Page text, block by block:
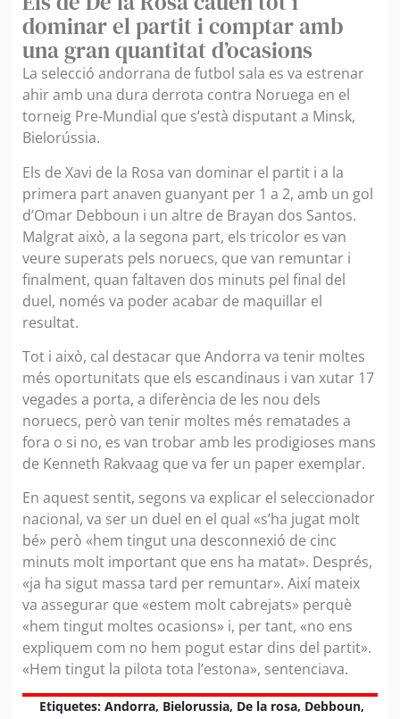
dominar el partit i comptar amb
una gran quantitat d’ocasions
La selecció andorrana de futbol sala es va estrenar
ahir amb una dura derrota contra Noruega en el
torneig Pre-Mundial que s’està disputant a Minsk,
Bielorússia.
Els de Xavi de la Rosa van dominar el partit i a la
primera part anaven guanyant per 1 a 2, amb un gol
d’Omar Debboun i un altre de Brayan dos Santos.
Malgrat això, a la segona part, els tricolor es van
veure superats pels noruecs, que van remuntar i
finalment, quan faltaven dos minuts pel final del
duel, només va poder acabar de maquillar el
resultat.
Tot i això, cal destacar que Andorra va tenir moltes
més oportunitats que els escandinaus i van xutar 17
vegades a porta, a diferència de les nou dels
noruecs, però van tenir moltes més rematades a
fora o si no, es van trobar amb les prodigioses mans
de Kenneth Rakvaag que va fer un paper exemplar.
En aquest sentit, segons va explicar el seleccionador
nacional, va ser un duel en el qual «s’ha jugat molt
bé» però «hem tingut una desconnexió de cinc
minuts molt important que ens ha matat». Després,
«ja ha sigut massa tard per remuntar». Així mateix
va assegurar que «estem molt cabrejats» perquè
«hem tingut moltes ocasions» i, per tant, «no ens
expliquem com no hem pogut estar dins del partit».
«Hem tingut la pilota tota l’estona», sentenciava.
Etiquetes: Andorra, Bielorussia, De la rosa, Debboun,